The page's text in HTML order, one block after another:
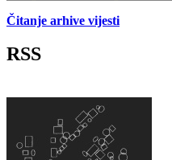
Čitanje arhive vijesti
RSS